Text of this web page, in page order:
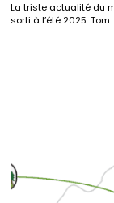
La triste actualité du
sorti à l’été 2025. Tom